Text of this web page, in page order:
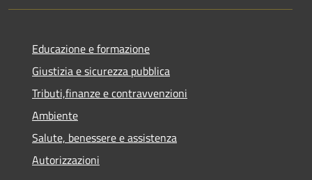
Educazione e formazione
Giustizia e sicurezza pubblica
Tributi,finanze e contravvenzioni
Ambiente
Salute, benessere e assistenza
Autorizzazioni